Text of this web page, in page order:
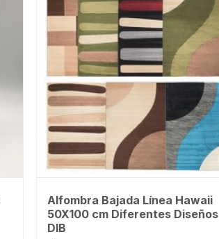
Alfombra Bajada Línea Hawaii
50X100 cm Diferentes Diseños
DIB